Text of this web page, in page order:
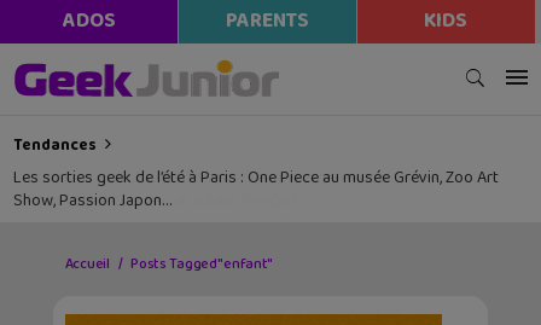
ADOS PARENTS KIDS
Tendances
Les sorties geek de l’été à Paris : One Piece au musée Grévin, Zoo Art
Show, Passion Japon…
Accueil Posts Tagged "enfant"